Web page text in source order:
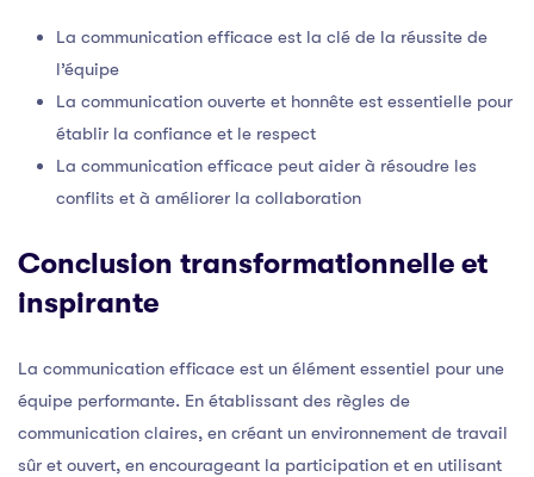
La communication efficace est la clé de la réussite de
l’équipe
La communication ouverte et honnête est essentielle pour
établir la confiance et le respect
La communication efficace peut aider à résoudre les
conflits et à améliorer la collaboration
Conclusion transformationnelle et
inspirante
La communication efficace est un élément essentiel pour une
équipe performante. En établissant des règles de
communication claires, en créant un environnement de travail
sûr et ouvert, en encourageant la participation et en utilisant